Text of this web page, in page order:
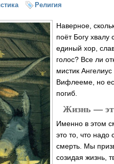
Религия
Наверное,
поёт Богу хвалу
единый хор,
голос? Все ли
мистик
Вифлееме, но
погиб.
Жизнь —
Именно в этом
это то, что надо
смерть. Мы
созидая жизнь,